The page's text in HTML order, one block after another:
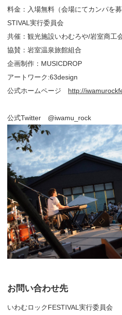
料金：入場無料（会場にてカンパを
STIVAL実行委員会
共催：観光施設いわむろや/岩室商工
協賛：岩室温泉旅館組合
企画制作：MUSICDROP
アートワーク:63design
公式ホームページ http://
公式Twitter @iwamu_rock
お問い合わせ先
いわむロックFESTIVAL実行委員会